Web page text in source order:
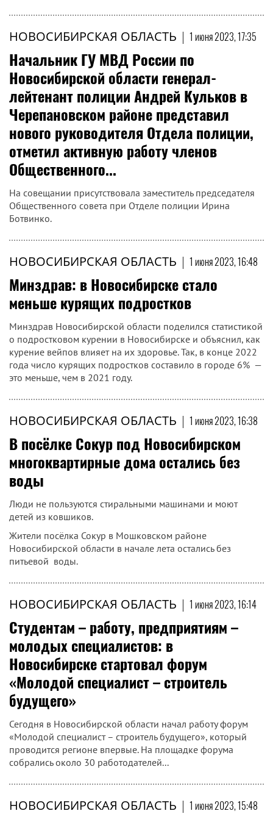
НОВОСИБИРСКАЯ ОБЛАСТЬ | 1 июня 2023, 17:35
Начальник ГУ МВД России по
Новосибирской области генерал-
лейтенант полиции Андрей Кульков в
Черепановском районе представил
нового руководителя Отдела полиции,
отметил активную работу членов
Общественного...
На совещании присутствовала заместитель председателя
Общественного совета при Отделе полиции Ирина
Ботвинко.
НОВОСИБИРСКАЯ ОБЛАСТЬ | 1 июня 2023, 16:48
Минздрав: в Новосибирске стало
меньше курящих подростков
Минздрав Новосибирской области поделился статистикой
о подростковом курении в Новосибирске и объяснил, как
курение вейпов влияет на их здоровье. Так, в конце 2022
года число курящих подростков составило в городе 6% —
это меньше, чем в 2021 году.
НОВОСИБИРСКАЯ ОБЛАСТЬ | 1 июня 2023, 16:38
В посёлке Сокур под Новосибирском
многоквартирные дома остались без
воды
Люди не пользуются стиральными машинами и моют
детей из ковшиков.
Жители посёлка Сокур в Мошковском районе
Новосибирской области в начале лета остались без
питьевой воды.
НОВОСИБИРСКАЯ ОБЛАСТЬ | 1 июня 2023, 16:14
Студентам – работу, предприятиям –
молодых специалистов: в
Новосибирске стартовал форум
«Молодой специалист – строитель
будущего»
Сегодня в Новосибирской области начал работу форум
«Молодой специалист – строитель будущего», который
проводится регионе впервые. На площадке форума
собрались около 30 работодателей...
НОВОСИБИРСКАЯ ОБЛАСТЬ | 1 июня 2023, 15:48